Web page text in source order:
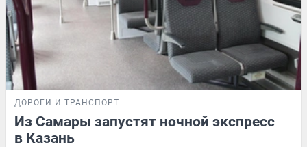
ДОРОГИ И ТРАНСПОРТ
Из Самары запустят ночной экспресс
в Казань